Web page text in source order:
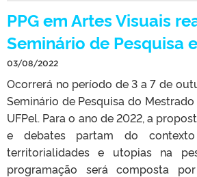
PPG em Artes Visuais
Seminário de Pesquisa
03/08/2022
Ocorrerá no período de 3 a 7 de
Seminário de Pesquisa do
UFPel. Para o ano de 2022, a
e debates partam do contexto
territorialidades e utopias na
programação será composta